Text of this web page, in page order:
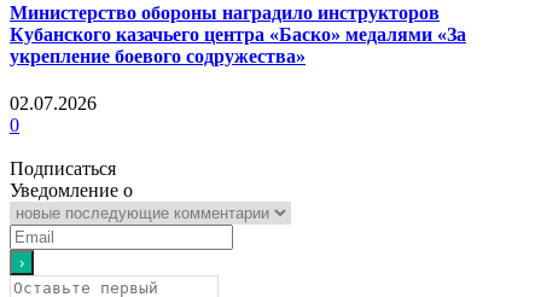
Министерство обороны наградило инструкторов
Кубанского казачьего центра «Баско» медалями «За
укрепление боевого содружества»
02.07.2026
0
Подписаться
Уведомление о